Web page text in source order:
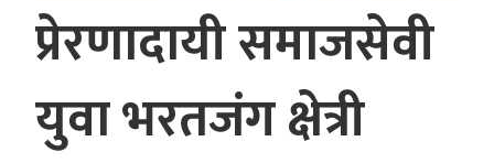
प्रेरणादायी समाजसेवी
युवा भरतजंग क्षेत्री